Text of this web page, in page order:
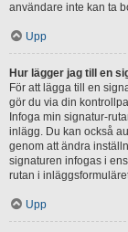
användare inte kan ta
Upp
Hur lägger jag till en
För att lägga till en
gör du via din
Infoga min signatur-
inlägg. Du kan också
genom att ändra
signaturen infogas i
rutan i
Upp